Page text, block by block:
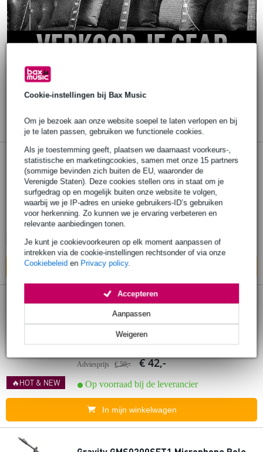
Cookie-instellingen bij Bax Music
Om je bezoek aan onze website soepel te laten verlopen en bij
je te laten passen, gebruiken we functionele cookies.
Als je toestemming geeft, plaatsen we daarnaast voorkeurs-,
statistische en marketingcookies, samen met onze 15 partners
(sommige bevinden zich buiten de EU, waaronder de
Verenigde Staten). Deze cookies stellen ons in staat om je
surfgedrag op en mogelijk buiten onze website te volgen,
waarbij we je IP-adres en unieke gebruikers-ID’s gebruiken
voor herkenning. Zo kunnen we je ervaring verbeteren en
relevante aanbiedingen tonen.
Je kunt je cookievoorkeuren op elk moment aanpassen of
intrekken via de cookie-instellingen rechtsonder of via onze
Cookiebeleid en Privacy policy.
Weigeren
Aanpassen
Accepteren
🔥HOT & NEW
Gravity GMAVARIARML38 Versatile Swivel
Arm with Central Locking Zwenkarm met
centrale vergrendelmechanisme
Adviesprijs € 60,- € 45,-
Op voorraad bij de leverancier
In mijn winkelwagen
🔥HOT & NEW
Gravity GMAVARIARMM38 Versatile Swivel
Arm with Central Locking Zwenkarm met
centrale vergrendelmechanisme
Adviesprijs € 50,- € 42,-
Op voorraad bij de leverancier
In mijn winkelwagen